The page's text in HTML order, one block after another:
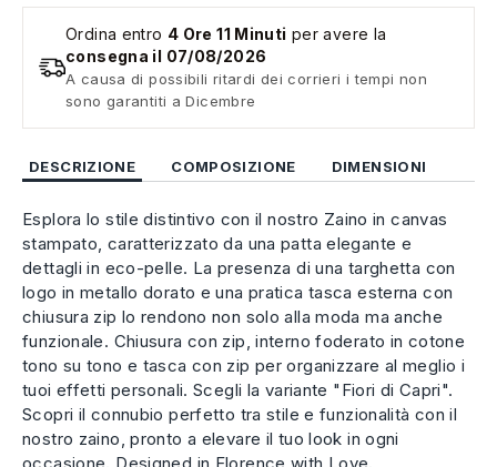
Ordina entro 4 Ore 11 Minuti per avere la
consegna il 07/08/2026
A causa di possibili ritardi dei corrieri i tempi non
sono garantiti a Dicembre
DESCRIZIONE COMPOSIZIONE DIMENSIONI
Esplora lo stile distintivo con il nostro Zaino in canvas
stampato, caratterizzato da una patta elegante e
dettagli in eco-pelle. La presenza di una targhetta con
logo in metallo dorato e una pratica tasca esterna con
chiusura zip lo rendono non solo alla moda ma anche
funzionale. Chiusura con zip, interno foderato in cotone
tono su tono e tasca con zip per organizzare al meglio i
tuoi effetti personali. Scegli la variante "Fiori di Capri".
Scopri il connubio perfetto tra stile e funzionalità con il
nostro zaino, pronto a elevare il tuo look in ogni
occasione. Designed in Florence with Love.